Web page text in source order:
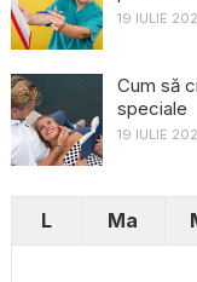
19 IULIE
Cum să
speciale
19 IULIE
L Ma